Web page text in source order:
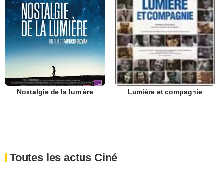
Nostalgie de la lumière Lumière et compagnie
Toutes les actus Ciné